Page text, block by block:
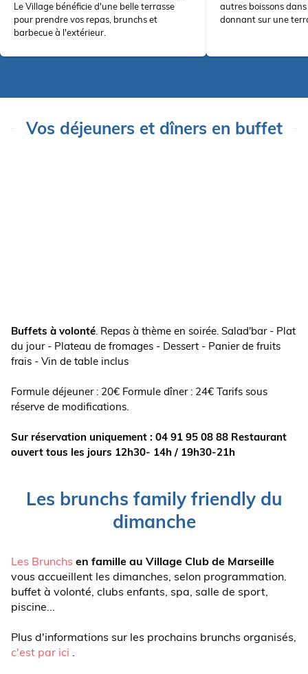
Le Village bénéficie d'une belle terrasse
pour prendre vos repas, brunchs et
barbecue à l'extérieur.
autres boissons
donnant sur une
Vos déjeuners et dîners en buffet
Buffets à volonté . Repas à thème en soirée. Salad'bar - Plat
du jour - Plateau de fromages - Dessert - Panier de fruits
frais - Vin de table inclus
Formule déjeuner : 20€ Formule dîner : 24€ Tarifs sous
réserve de modifications.
Sur réservation uniquement : 04 91 95 08 88 Restaurant
ouvert tous les jours 12h30- 14h / 19h30-21h
Les brunchs family friendly du
dimanche
Les Brunchs en famille au Village Club de Marseille
vous accueillent les dimanches, selon programmation.
buffet à volonté, clubs enfants, spa, salle de sport,
piscine...
Plus d'informations sur les prochains brunchs organisés,
c'est par ici